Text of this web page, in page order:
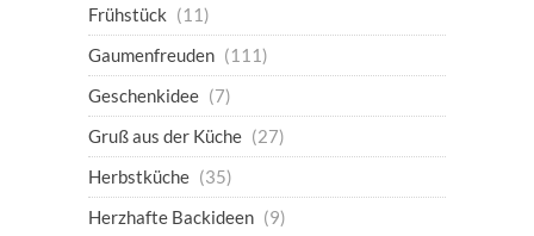
Frühstück (11)
Gaumenfreuden (111)
Geschenkidee (7)
Gruß aus der Küche (27)
Herbstküche (35)
Herzhafte Backideen (9)